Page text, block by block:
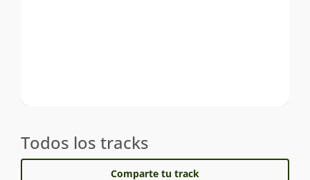
Todos los tracks
Comparte tu track